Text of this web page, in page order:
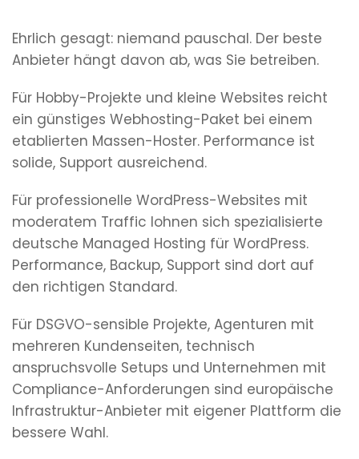
Ehrlich gesagt: niemand pauschal. Der beste
Anbieter hängt davon ab, was Sie betreiben.
Für Hobby-Projekte und kleine Websites reicht
ein günstiges Webhosting-Paket bei einem
etablierten Massen-Hoster. Performance ist
solide, Support ausreichend.
Für professionelle WordPress-Websites mit
moderatem Traffic lohnen sich spezialisierte
deutsche Managed Hosting für WordPress.
Performance, Backup, Support sind dort auf
den richtigen Standard.
Für DSGVO-sensible Projekte, Agenturen mit
mehreren Kundenseiten, technisch
anspruchsvolle Setups und Unternehmen mit
Compliance-Anforderungen sind europäische
Infrastruktur-Anbieter mit eigener Plattform die
bessere Wahl.